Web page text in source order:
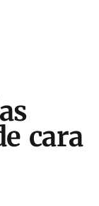
cara